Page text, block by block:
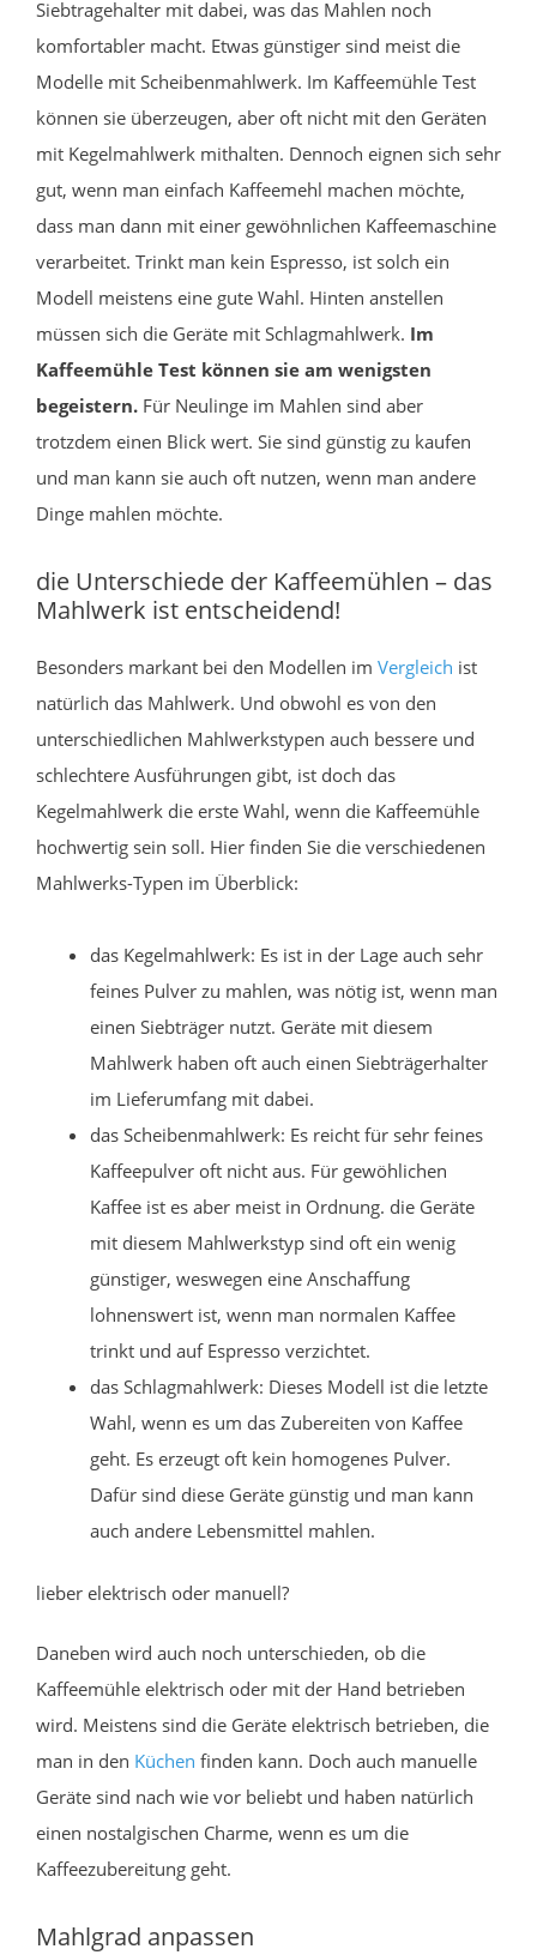
Siebtragehalter mit dabei, was das Mahlen noch
komfortabler macht. Etwas günstiger sind meist die
Modelle mit Scheibenmahlwerk. Im Kaffeemühle Test
können sie überzeugen, aber oft nicht mit den Geräten
mit Kegelmahlwerk mithalten. Dennoch eignen sich sehr
gut, wenn man einfach Kaffeemehl machen möchte,
dass man dann mit einer gewöhnlichen Kaffeemaschine
verarbeitet. Trinkt man kein Espresso, ist solch ein
Modell meistens eine gute Wahl. Hinten anstellen
müssen sich die Geräte mit Schlagmahlwerk. Im
Kaffeemühle Test können sie am wenigsten
begeistern. Für Neulinge im Mahlen sind aber
trotzdem einen Blick wert. Sie sind günstig zu kaufen
und man kann sie auch oft nutzen, wenn man andere
Dinge mahlen möchte.
die Unterschiede der Kaffeemühlen – das
Mahlwerk ist entscheidend!
Besonders markant bei den Modellen im Vergleich ist
natürlich das Mahlwerk. Und obwohl es von den
unterschiedlichen Mahlwerkstypen auch bessere und
schlechtere Ausführungen gibt, ist doch das
Kegelmahlwerk die erste Wahl, wenn die Kaffeemühle
hochwertig sein soll. Hier finden Sie die verschiedenen
Mahlwerks-Typen im Überblick:
das Kegelmahlwerk: Es ist in der Lage auch sehr
feines Pulver zu mahlen, was nötig ist, wenn man
einen Siebträger nutzt. Geräte mit diesem
Mahlwerk haben oft auch einen Siebträgerhalter
im Lieferumfang mit dabei.
das Scheibenmahlwerk: Es reicht für sehr feines
Kaffeepulver oft nicht aus. Für gewöhlichen
Kaffee ist es aber meist in Ordnung. die Geräte
mit diesem Mahlwerkstyp sind oft ein wenig
günstiger, weswegen eine Anschaffung
lohnenswert ist, wenn man normalen Kaffee
trinkt und auf Espresso verzichtet.
das Schlagmahlwerk: Dieses Modell ist die letzte
Wahl, wenn es um das Zubereiten von Kaffee
geht. Es erzeugt oft kein homogenes Pulver.
Dafür sind diese Geräte günstig und man kann
auch andere Lebensmittel mahlen.
lieber elektrisch oder manuell?
Daneben wird auch noch unterschieden, ob die
Kaffeemühle elektrisch oder mit der Hand betrieben
wird. Meistens sind die Geräte elektrisch betrieben, die
man in den Küchen finden kann. Doch auch manuelle
Geräte sind nach wie vor beliebt und haben natürlich
einen nostalgischen Charme, wenn es um die
Kaffeezubereitung geht.
Mahlgrad anpassen